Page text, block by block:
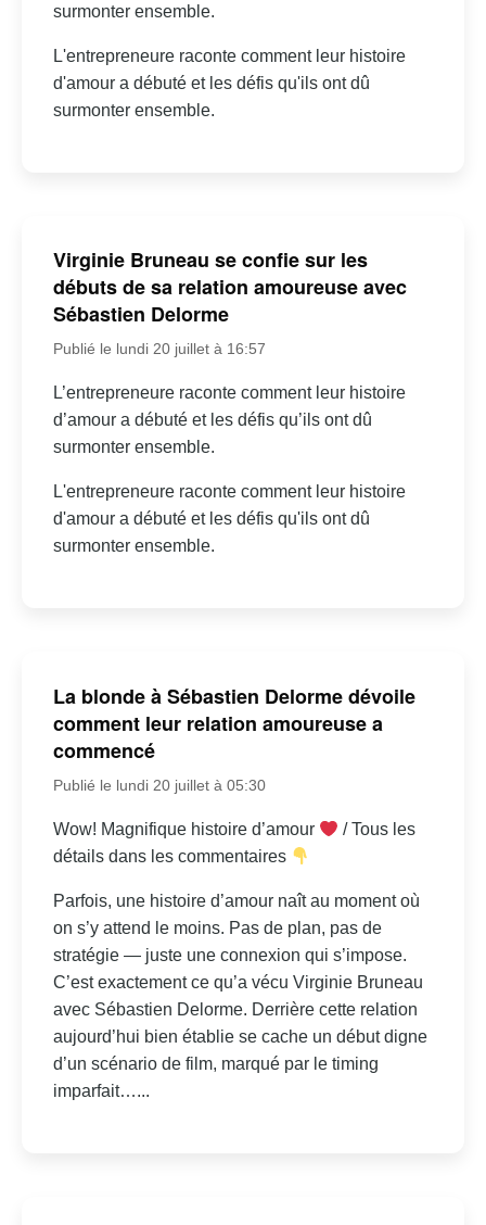
surmonter ensemble.
L'entrepreneure raconte comment leur histoire
d'amour a débuté et les défis qu'ils ont dû
surmonter ensemble.
Virginie Bruneau se confie sur les
débuts de sa relation amoureuse avec
Sébastien Delorme
Publié le lundi 20 juillet à 16:57
L’entrepreneure raconte comment leur histoire
d’amour a débuté et les défis qu’ils ont dû
surmonter ensemble.
L'entrepreneure raconte comment leur histoire
d'amour a débuté et les défis qu'ils ont dû
surmonter ensemble.
La blonde à Sébastien Delorme dévoile
comment leur relation amoureuse a
commencé
Publié le lundi 20 juillet à 05:30
Wow! Magnifique histoire d’amour
/ Tous les
détails dans les commentaires
Parfois, une histoire d’amour naît au moment où
on s’y attend le moins. Pas de plan, pas de
stratégie — juste une connexion qui s’impose.
C’est exactement ce qu’a vécu Virginie Bruneau
avec Sébastien Delorme. Derrière cette relation
aujourd’hui bien établie se cache un début digne
d’un scénario de film, marqué par le timing
imparfait…...